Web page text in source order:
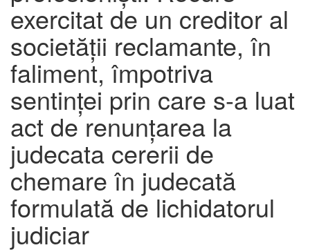
exercitat de un creditor al
societății reclamante, în
faliment, împotriva
sentinței prin care s-a luat
act de renunțarea la
judecata cererii de
chemare în judecată
formulată de lichidatorul
judiciar